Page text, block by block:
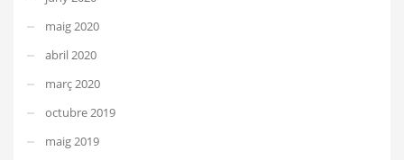
maig 2020
abril 2020
març 2020
octubre 2019
maig 2019